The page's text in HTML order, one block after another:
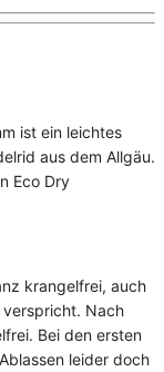
ist ein leichtes
aus dem Allgäu.
Eco Dry
krangelfrei, auch
Nach
Bei den ersten
leider doch